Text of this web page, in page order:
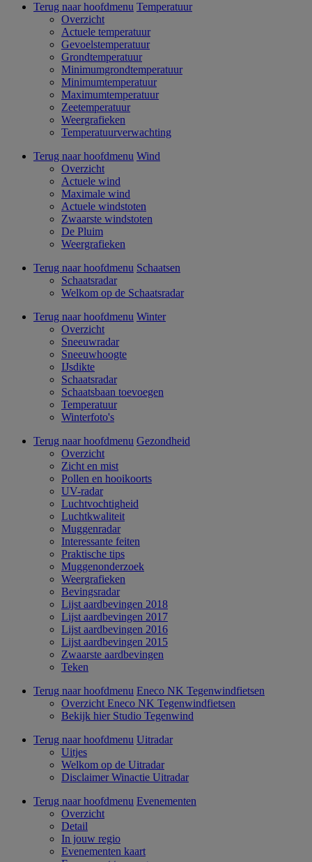
Terug naar hoofdmenu Temperatuur
Overzicht
Actuele temperatuur
Gevoelstemperatuur
Grondtemperatuur
Minimumgrondtemperatuur
Minimumtemperatuur
Maximumtemperatuur
Zeetemperatuur
Weergrafieken
Temperatuurverwachting
Terug naar hoofdmenu Wind
Overzicht
Actuele wind
Maximale wind
Actuele windstoten
Zwaarste windstoten
De Pluim
Weergrafieken
Terug naar hoofdmenu Schaatsen
Schaatsradar
Welkom op de Schaatsradar
Terug naar hoofdmenu Winter
Overzicht
Sneeuwradar
Sneeuwhoogte
IJsdikte
Schaatsradar
Schaatsbaan toevoegen
Temperatuur
Winterfoto's
Terug naar hoofdmenu Gezondheid
Overzicht
Zicht en mist
Pollen en hooikoorts
UV-radar
Luchtvochtigheid
Luchtkwaliteit
Muggenradar
Interessante feiten
Praktische tips
Muggenonderzoek
Weergrafieken
Bevingsradar
Lijst aardbevingen 2018
Lijst aardbevingen 2017
Lijst aardbevingen 2016
Lijst aardbevingen 2015
Zwaarste aardbevingen
Teken
Terug naar hoofdmenu Eneco NK Tegenwindfietsen
Overzicht Eneco NK Tegenwindfietsen
Bekijk hier Studio Tegenwind
Terug naar hoofdmenu Uitradar
Uitjes
Welkom op de Uitradar
Disclaimer Winactie Uitradar
Terug naar hoofdmenu Evenementen
Overzicht
Detail
In jouw regio
Evenementen kaart